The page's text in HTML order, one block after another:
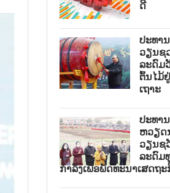
ດີ
ປະທາ
ວຽນຊ
ລະດົມ
ຕົ້ນໄມ້
ເຖາະ
ປະທາ
ຫວຽດ
ວຽນຊ
ລະດົມ
ກຳລັງເພື່ອພັດທະນາເສດຖ